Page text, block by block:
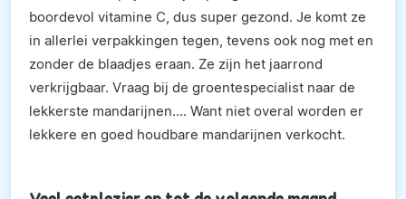
boordevol vitamine C, dus super gezond. Je komt ze
in allerlei verpakkingen tegen, tevens ook nog met en
zonder de blaadjes eraan. Ze zijn het jaarrond
verkrijgbaar. Vraag bij de groentespecialist naar de
lekkerste mandarijnen…. Want niet overal worden er
lekkere en goed houdbare mandarijnen verkocht.